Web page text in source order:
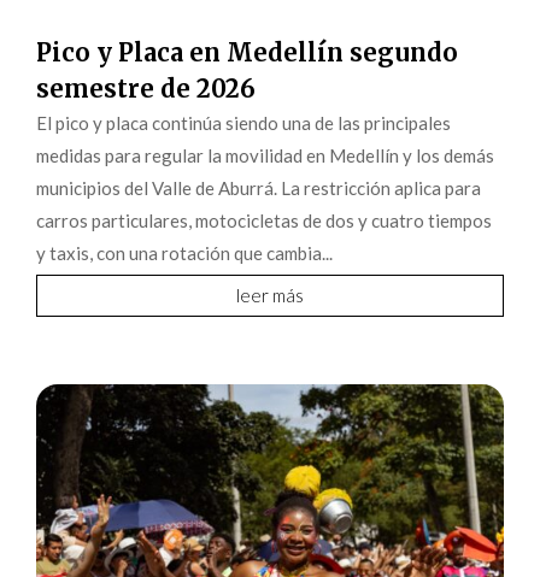
Pico y Placa en Medellín segundo
semestre de 2026
El pico y placa continúa siendo una de las principales
medidas para regular la movilidad en Medellín y los demás
municipios del Valle de Aburrá. La restricción aplica para
carros particulares, motocicletas de dos y cuatro tiempos
y taxis, con una rotación que cambia...
leer más